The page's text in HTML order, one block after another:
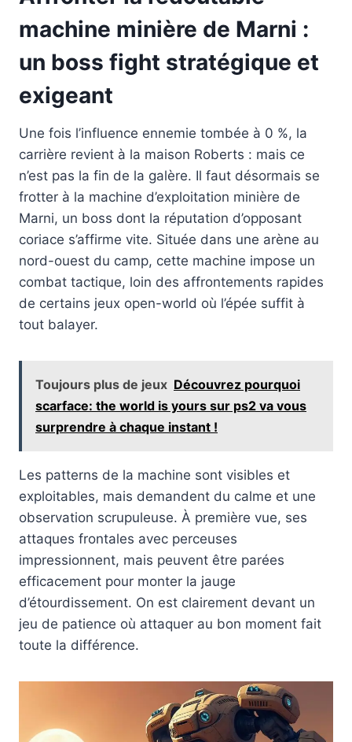
machine minière de Marni :
un boss fight stratégique et
exigeant
Une fois l’influence ennemie tombée à 0 %, la
carrière revient à la maison Roberts : mais ce
n’est pas la fin de la galère. Il faut désormais se
frotter à la machine d’exploitation minière de
Marni, un boss dont la réputation d’opposant
coriace s’affirme vite. Située dans une arène au
nord-ouest du camp, cette machine impose un
combat tactique, loin des affrontements rapides
de certains jeux open-world où l’épée suffit à
tout balayer.
Toujours plus de jeux Découvrez pourquoi
scarface: the world is yours sur ps2 va vous
surprendre à chaque instant !
Les patterns de la machine sont visibles et
exploitables, mais demandent du calme et une
observation scrupuleuse. À première vue, ses
attaques frontales avec perceuses
impressionnent, mais peuvent être parées
efficacement pour monter la jauge
d’étourdissement. On est clairement devant un
jeu de patience où attaquer au bon moment fait
toute la différence.